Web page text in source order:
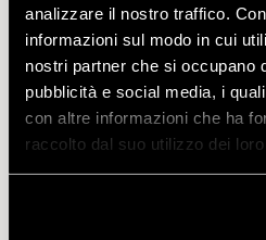
analizzare il nostro traffico.
informazioni sul modo in cui
nostri partner che si occupano
pubblicità e social media, i
con altre informazioni che ha
raccolto dal suo utilizzo dei loro
ZESTAW
ODKRYĆ